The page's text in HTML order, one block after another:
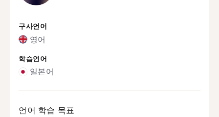
구사언어
영어
학습언어
일본어
언어 학습 목표